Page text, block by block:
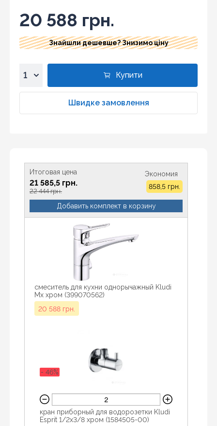
20 588 грн.
Знайшли дешевше? Знизимо ціну
3
7
10
Купити
Швидке замовлення
Итоговая цена
21 585,5 грн.
22 444 грн.
Экономия
858,5 грн.
Добавить комплект в корзину
смеситель для кухни однорычажный Kludi
Mx хром (399070562)
20 588 грн.
- 46%
кран приборный для водорозетки Kludi
Esprit 1/2x3/8 хром (1584505-00)